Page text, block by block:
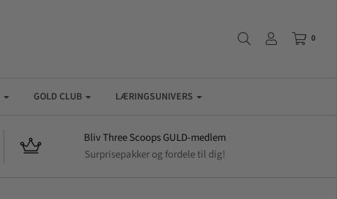
0
GOLD CLUB LÆRINGSUNIVERS
Bliv Three Scoops GULD-medlem
Surprisepakker og fordele til dig!